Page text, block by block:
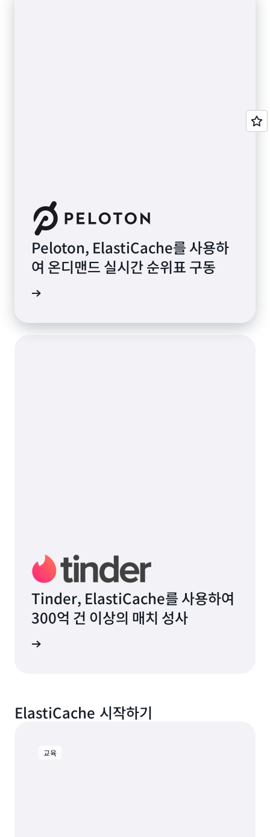
Peloton, ElastiCache를 사용하
여 온디맨드 실시간 순위표 구동
Tinder, ElastiCache를 사용하여
300억 건 이상의 매치 성사
ElastiCache 시작하기
교육